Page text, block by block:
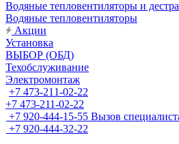
Водяные тепловентиляторы и
Водяные тепловентиляторы
Акции
Установка
ВЫБОР (ОБД)
Техобслуживание
Электромонтаж
+7 473-211-02-22
+7 473-211-02-22
+7 920-444-15-55 Вызов
+7 920-444-32-22